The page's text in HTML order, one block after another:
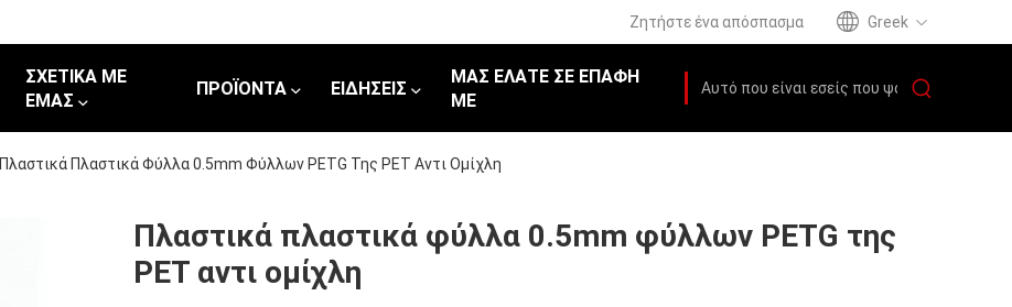
Ζητήστε ένα απόσπασμα Greek
ΣΧΕΤΙΚΆ ΜΕ
ΕΜΆΣ
ΠΡΟΪΌΝΤΑ ΕΙΔΉΣΕΙΣ
ΜΑΣ ΕΛΆΤΕ ΣΕ ΕΠΑΦΉ
ΜΕ
Πλαστικά Πλαστικά Φύλλα 0.5mm Φύλλων PETG Της PET Αντι Ομίχλη
Πλαστικά πλαστικά φύλλα 0.5mm φύλλων PETG της
PET αντι ομίχλη